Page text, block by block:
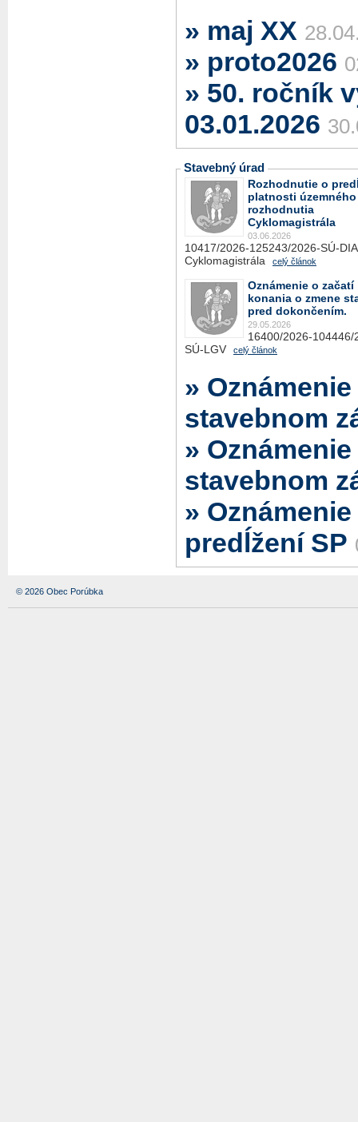
» maj XX
» proto2026
» 50. ročník
03.01.2026
Stavebný úrad
Rozhodnutie o
platnosti územného
rozhodnutia
Cyklomagistrála
03.06.2026
10417/2026-125243/2026-SÚ-DIA
Cyklomagistrála
celý článok
Oznámenie o začatí
konania o zmene
pred dokončením.
29.05.2026
16400/2026-104446/
SÚ-LGV
celý článok
»
stavebnom
»
stavebnom
»
predĺžení SP
© 2026 Obec Porúbka